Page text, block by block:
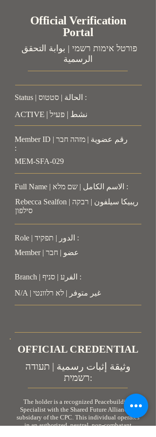
Official Verification
Portal
الرسمية
Status | الحالة | סטטוס :
ACTIVE | نشط | פעיל
Member ID | رقم عضوية | מזהה חבר
:
MEM-SFA-029
Full Name | الاسم الكامل | שם מלא :
Rebecca Sealfon | ريبيكا سيلفون | רבקה
סילפון
Role | الدور | תפקיד :
Member | عضو | חבר
Branch | الفرע | סניף :
N/A | غير متوفر | לא רלוונטי
OFFICIAL CREDENTIAL
وثيقة إثبات رسمية | תעודה
רשמית:
The holder is a recognized Peacebuilding
Specialist with the Shared Future Alliance, a
subsidary of the CPC. This individual operates
in an authorized, neutral, non-combatant